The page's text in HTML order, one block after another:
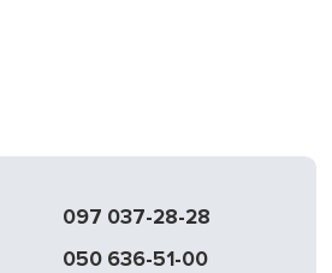
097 037-28-28
050 636-51-00